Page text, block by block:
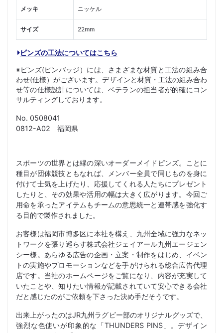
メッキ ニッケル
サイズ 22mm
ピンズの工法についてはこちら
※ピンズ(ピンバッジ）には、さまざまな材質と工法の組み合
わせ(仕様）がございます。デザインと材質・工法の組み合わ
せ等の仕様設計については、ベテランの担当者が的確にコン
サルティングしております。
No. 0508041
0812-A02 福岡県
スポーツの世界とは縁の深いオーダーメイドピンズ。ことに
種目が団体競技ともなれば、メンバー全員で同じものを身に
付けて士気を上げたり、応援してくれる人たちにプレゼント
したりと、その効果や活用の幅は大きく広がります。今回ご
用命を承ったアイテムもチームの意思統一と連帯感を強化す
る目的で製作されました。
お客様は福岡市博多区に本社を構え、九州全域に強力なネッ
トワークを張り巡らす株式会社ジェイアール九州エージェン
シー様。あらゆる広告の企画・立案・制作をはじめ、イベン
トの実施やプロモーションなどを手がけられる総合広告代理
店です。当社のホームページをご覧になり、内容が充実して
いたことや、知りたい情報が記載されていて安心できる会社
だと感じたのがご依頼を下さった決め手だそうです。
出来上がったのはJR九州ラグビー部のオリジナルグッズで、
強烈な色使いが印象的な「THUNDERS PINS」。デザイン